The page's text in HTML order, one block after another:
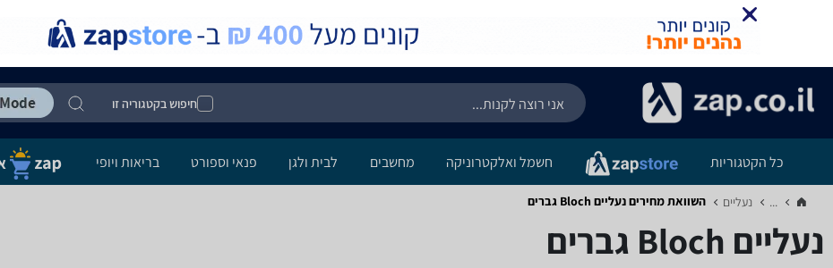
חיפוש בקטגוריה זו
כל הקטגוריות חשמל ואלקטרוניקה מחשבים לבית ולגן פנאי וספורט בריאות ויופי
... נעליים‏ השוואת מחירים נעליים ‏Bloch ‏גברים
נעליים ‏Bloch ‏גברים